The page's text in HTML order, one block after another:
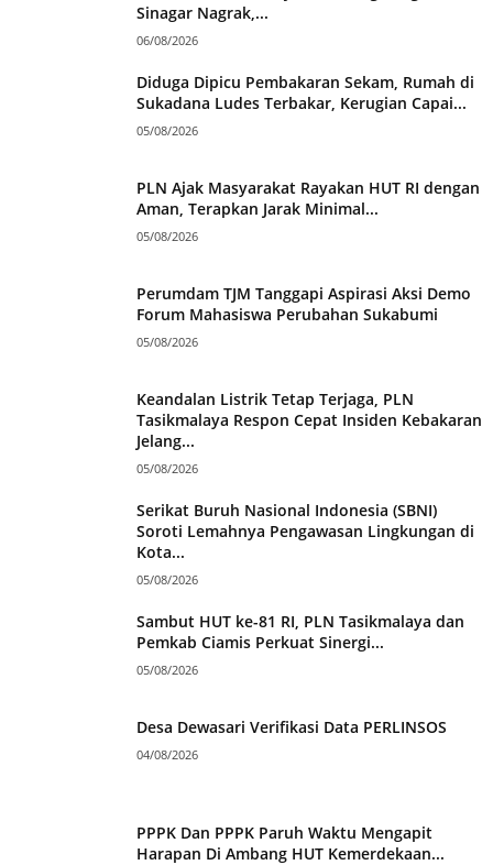
Sinagar Nagrak,...
06/08/2026
Diduga Dipicu Pembakaran Sekam, Rumah di
Sukadana Ludes Terbakar, Kerugian Capai...
05/08/2026
PLN Ajak Masyarakat Rayakan HUT RI dengan
Aman, Terapkan Jarak Minimal...
05/08/2026
Perumdam TJM Tanggapi Aspirasi Aksi Demo
Forum Mahasiswa Perubahan Sukabumi
05/08/2026
Keandalan Listrik Tetap Terjaga, PLN
Tasikmalaya Respon Cepat Insiden Kebakaran
Jelang...
05/08/2026
Serikat Buruh Nasional Indonesia (SBNI)
Soroti Lemahnya Pengawasan Lingkungan di
Kota...
05/08/2026
Sambut HUT ke-81 RI, PLN Tasikmalaya dan
Pemkab Ciamis Perkuat Sinergi...
05/08/2026
Desa Dewasari Verifikasi Data PERLINSOS
04/08/2026
PPPK Dan PPPK Paruh Waktu Mengapit
Harapan Di Ambang HUT Kemerdekaan...